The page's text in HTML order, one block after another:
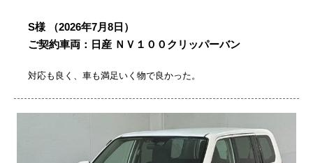
S様
（2026年7月8日）
ご契約車両：日産 ＮＶ１００クリッパーバン
対応も良く、車も満足いく物で良かった。